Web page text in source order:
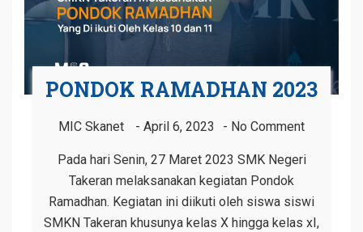
PONDOK RAMADHAN 2023
MIC Skanet April 6, 2023 No Comment
Pada hari Senin, 27 Maret 2023 SMK Negeri
Takeran melaksanakan kegiatan Pondok
Ramadhan. Kegiatan ini diikuti oleh siswa siswi
SMKN Takeran khusunya kelas X hingga kelas xI,